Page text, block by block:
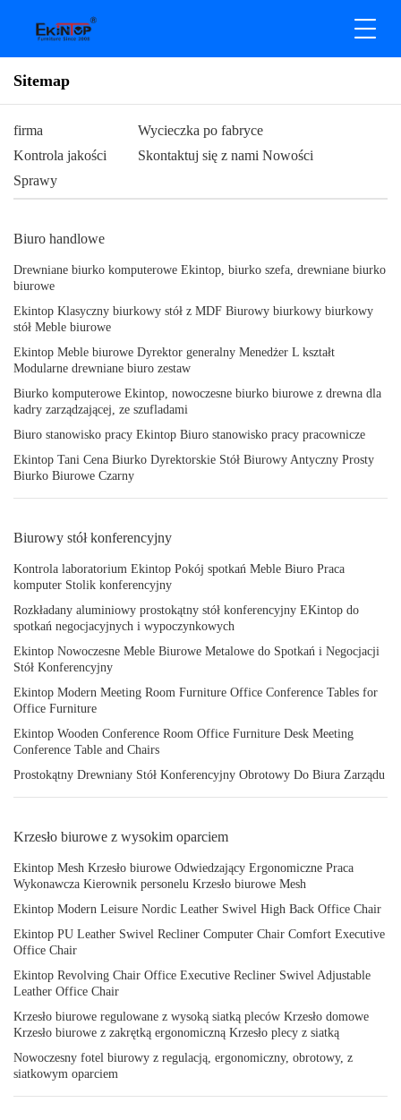
Sitemap
firma
Wycieczka po fabryce
Kontrola jakości
Skontaktuj się z nami Nowości
Sprawy
Biuro handlowe
Drewniane biurko komputerowe Ekintop, biurko szefa, drewniane biurko
biurowe
Ekintop Klasyczny biurkowy stół z MDF Biurowy biurkowy biurkowy
stół Meble biurowe
Ekintop Meble biurowe Dyrektor generalny Menedżer L kształt
Modularne drewniane biuro zestaw
Biurko komputerowe Ekintop, nowoczesne biurko biurowe z drewna dla
kadry zarządzającej, ze szufladami
Biuro stanowisko pracy Ekintop Biuro stanowisko pracy pracownicze
Ekintop Tani Cena Biurko Dyrektorskie Stół Biurowy Antyczny Prosty
Biurko Biurowe Czarny
Biurowy stół konferencyjny
Kontrola laboratorium Ekintop Pokój spotkań Meble Biuro Praca
komputer Stolik konferencyjny
Rozkładany aluminiowy prostokątny stół konferencyjny EKintop do
spotkań negocjacyjnych i wypoczynkowych
Ekintop Nowoczesne Meble Biurowe Metalowe do Spotkań i Negocjacji
Stół Konferencyjny
Ekintop Modern Meeting Room Furniture Office Conference Tables for
Office Furniture
Ekintop Wooden Conference Room Office Furniture Desk Meeting
Conference Table and Chairs
Prostokątny Drewniany Stół Konferencyjny Obrotowy Do Biura Zarządu
Krzesło biurowe z wysokim oparciem
Ekintop Mesh Krzesło biurowe Odwiedzający Ergonomiczne Praca
Wykonawcza Kierownik personelu Krzesło biurowe Mesh
Ekintop Modern Leisure Nordic Leather Swivel High Back Office Chair
Ekintop PU Leather Swivel Recliner Computer Chair Comfort Executive
Office Chair
Ekintop Revolving Chair Office Executive Recliner Swivel Adjustable
Leather Office Chair
Krzesło biurowe regulowane z wysoką siatką pleców Krzesło domowe
Krzesło biurowe z zakrętką ergonomiczną Krzesło plecy z siatką
Nowoczesny fotel biurowy z regulacją, ergonomiczny, obrotowy, z
siatkowym oparciem